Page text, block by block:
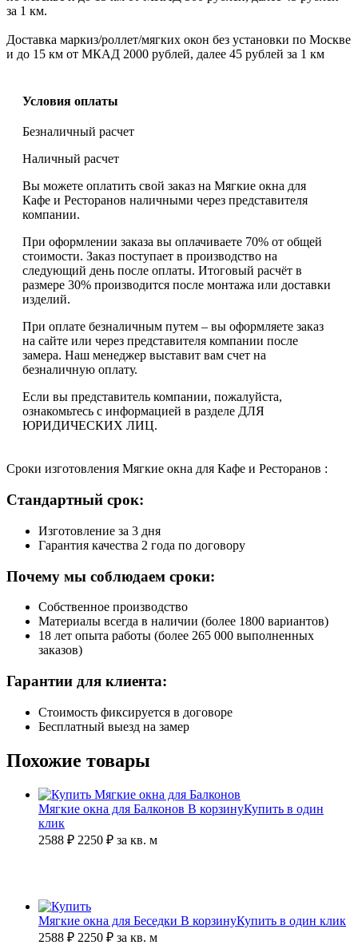
за 1 км.
Доставка маркиз/роллет/мягких окон без установки по Москве
и до 15 км от МКАД 2000 рублей, далее 45 рублей за 1 км
Условия оплаты
Безналичный расчет
Наличный расчет
Вы можете оплатить свой заказ на Мягкие окна для
Кафе и Ресторанов наличными через представителя
компании.
При оформлении заказа вы оплачиваете 70% от общей
стоимости. Заказ поступает в производство на
следующий день после оплаты. Итоговый расчёт в
размере 30% производится после монтажа или доставки
изделий.
При оплате безналичным путем – вы оформляете заказ
на сайте или через представителя компании после
замера. Наш менеджер выставит вам счет на
безналичную оплату.
Если вы представитель компании, пожалуйста,
ознакомьтесь с информацией в разделе ДЛЯ
ЮРИДИЧЕСКИХ ЛИЦ.
Сроки изготовления Мягкие окна для Кафе и Ресторанов :
Стандартный срок:
Изготовление за 3 дня
Гарантия качества 2 года по договору
Почему мы соблюдаем сроки:
Собственное производство
Материалы всегда в наличии (более 1800 вариантов)
18 лет опыта работы (более 265 000 выполненных
заказов)
Гарантии для клиента:
Стоимость фиксируется в договоре
Бесплатный выезд на замер
Похожие товары
Мягкие окна для Балконов В корзинуКупить в один
клик
2588 ₽ 2250 ₽ за кв. м
Мягкие окна для Беседки В корзинуКупить в один клик
2588 ₽ 2250 ₽ за кв. м